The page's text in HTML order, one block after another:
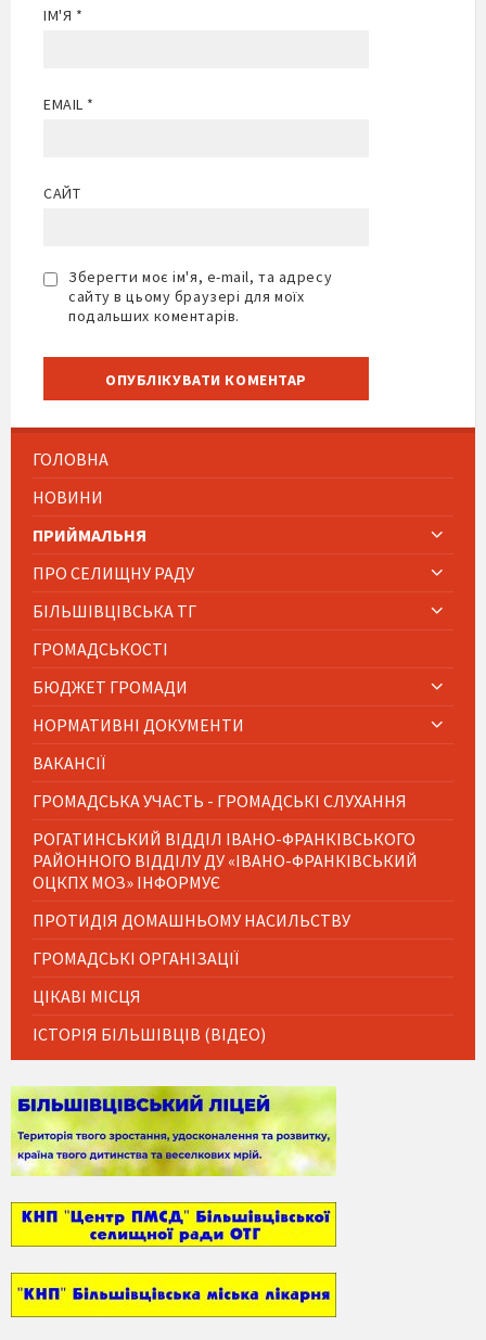
ІМ'Я *
EMAIL *
САЙТ
Зберегти моє ім'я, e-mail, та адресу
сайту в цьому браузері для моїх
подальших коментарів.
ГОЛОВНА
НОВИНИ
ПРИЙМАЛЬНЯ
ПРО СЕЛИЩНУ РАДУ
БІЛЬШІВЦІВСЬКА ТГ
ГРОМАДСЬКОСТІ
БЮДЖЕТ ГРОМАДИ
НОРМАТИВНІ ДОКУМЕНТИ
ВАКАНСІЇ
ГРОМАДСЬКА УЧАСТЬ - ГРОМАДСЬКІ СЛУХАННЯ
РОГАТИНСЬКИЙ ВІДДІЛ ІВАНО-ФРАНКІВСЬКОГО
РАЙОННОГО ВІДДІЛУ ДУ «ІВАНО-ФРАНКІВСЬКИЙ
ОЦКПХ МОЗ» ІНФОРМУЄ
ПРОТИДІЯ ДОМАШНЬОМУ НАСИЛЬСТВУ
ГРОМАДСЬКІ ОРГАНІЗАЦІЇ
ЦІКАВІ МІСЦЯ
ІСТОРІЯ БІЛЬШІВЦІВ (ВІДЕО)